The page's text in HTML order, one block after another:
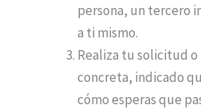
persona, un tercero
a ti mismo.
Realiza tu solicitud
concreta, indicado
cómo esperas que